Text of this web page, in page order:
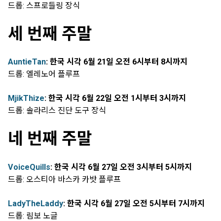
드롭: 스프로들링 장식
세 번째 주말
AuntieTan: 한국 시각 6월 21일 오전 6시부터 8시까지
드롭: 엘레노어 플루프
MjikThize: 한국 시각 6월 22일 오전 1시부터 3시까지
드롭: 솔라리스 진단 도구 장식
네 번째 주말
VoiceQuills: 한국 시각 6월 27일 오전 3시부터 5시까지
드롭: 오스티아 바스카 카밧 플루프
LadyTheLaddy: 한국 시각 6월 27일 오전 5시부터 7시까지
드롭: 림보 노글